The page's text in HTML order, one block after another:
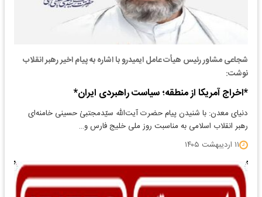
شجاعی مشاور رئیس هیأت عامل ایمیدرو با اشاره به پیام اخیر رهبر انقلاب
نوشت:
*اخراج آمریکا از منطقه؛ سیاست راهبردی ایران*
دنیای معدن: با شنیدن پیام حضرت آیت‌الله سیّدمجتبیٰ حسینی خامنه‌ای
رهبر انقلاب اسلامی به مناسبت روز ملی خلیج فارس و…
۱۱ اردیبهشت ۱۴۰۵